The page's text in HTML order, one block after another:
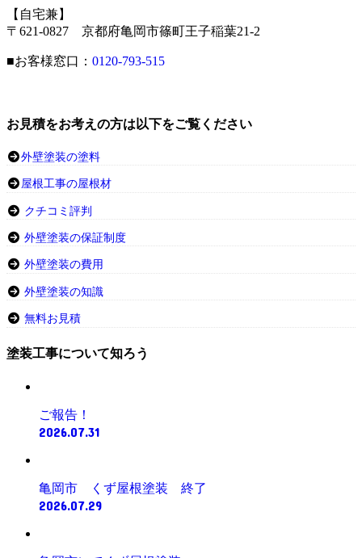
【自宅兼】
〒621-0827 京都府亀岡市篠町王子稲葉21-2
■お客様窓口： 0120-793-515
お見積をお考えの方は以下をご覧ください
外壁塗装の塗料
屋根工事の屋根材
クチコミ評判
外壁塗装の保証制度
外壁塗装の費用
外壁塗装の知識
無料お見積
塗装工事について知ろう
ご報告！
2026.07.31
亀岡市 くず屋根塗装 終了
2026.07.29